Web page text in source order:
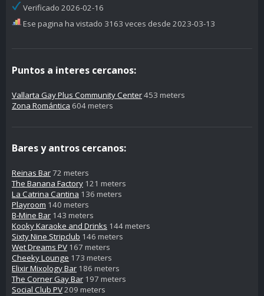
Verificado 2026-02-16
Ese pagina ha vistado 3163 veces desde 2023-03-13
Puntos a interes cercanos:
Vallarta Gay Plus Community Center453 meters
Zona Romántica 604 meters
Bares y antros cercanos:
Reinas Bar72 meters
The Banana Factory 121 meters
La Catrina Cantina 136 meters
Playroom 140 meters
B-Mine Bar 143 meters
Kooky Karaoke and Drinks 144 meters
Sixty Nine Stripclub 146 meters
Wet Dreams PV 167 meters
Cheeky Lounge 173 meters
Elixir Mixology Bar 186 meters
The Corner Gay Bar 197 meters
Social Club PV209 meters